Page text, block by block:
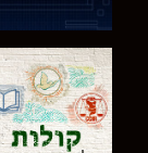
בדוק את